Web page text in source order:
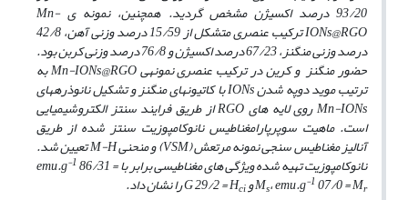
93/20 درصد اکسیژن مشخص گردید. هم­چنین، نمونه ­ی Mn-
IONs@RGO ترکیب عنصری متشکل از 15/59 درصد وزنی آهن، 42/8
درصد وزنی منگنز، 67/23 درصد اکسیژن و 76/8 درصد وزنی کربن بود.
حضور منگنز و کرین در ترکیب عنصری نمونه­یMn-IONs@RGOبه
ترتیب موید دوپه شدنIONsبا کاتیون­های منگنزو تشکیل نانوذره­های
Mn-IONsروی لایه هایRGOاز طریق فرایند سنتز الکتروشیمیایی
است. ماهیت سوپرپارامغناطیسنانوکامپوزیت سنتز شده از طریق
آنالیز مغناطیس سنجی نمونه مرتعش (VSM) و منحنیM-Hتعیین شد.
نانوکامپوزیت تهیه شده ویژگی­ های مغناطیسی برابر با emu.g-1 86/31 =
Ms،emu.g-1 07/0 =Mr و G29/2 =Hci
را نشان داد.